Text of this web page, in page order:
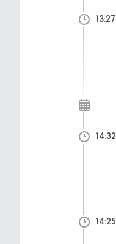
13:27
14:32
14:25